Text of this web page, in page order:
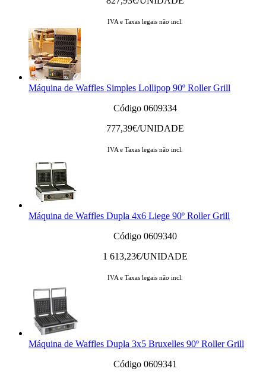
IVA e Taxas legais não incl.
Máquina de Waffles Simples Lollipop 90º Roller Grill
Código 0609334
777,39€/UNIDADE
IVA e Taxas legais não incl.
Máquina de Waffles Dupla 4x6 Liege 90º Roller Grill
Código 0609340
1 613,23€/UNIDADE
IVA e Taxas legais não incl.
Máquina de Waffles Dupla 3x5 Bruxelles 90º Roller Grill
Código 0609341